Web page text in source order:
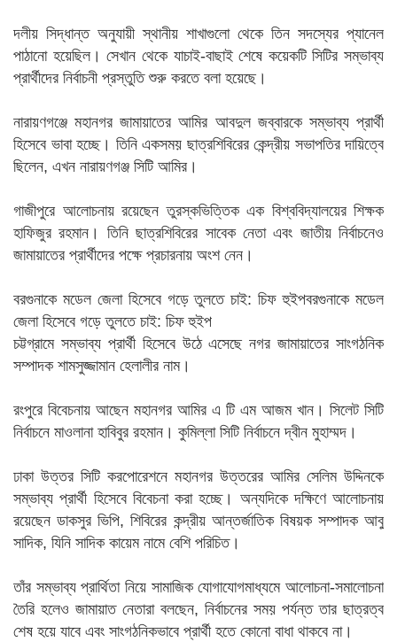
দলীয় সিদ্ধান্ত অনুযায়ী স্থানীয় শাখাগুলো থেকে তিন সদস্যের প্যানেল
পাঠানো হয়েছিল। সেখান থেকে যাচাই-বাছাই শেষে কয়েকটি সিটির সম্ভাব্য
প্রার্থীদের নির্বাচনী প্রস্তুতি শুরু করতে বলা হয়েছে।
নারায়ণগঞ্জে মহানগর জামায়াতের আমির আবদুল জব্বারকে সম্ভাব্য প্রার্থী
হিসেবে ভাবা হচ্ছে। তিনি একসময় ছাত্রশিবিরের কেন্দ্রীয় সভাপতির দায়িত্বে
ছিলেন, এখন নারায়ণগঞ্জ সিটি আমির।
গাজীপুরে আলোচনায় রয়েছেন তুরস্কভিত্তিক এক বিশ্ববিদ্যালয়ের শিক্ষক
হাফিজুর রহমান। তিনি ছাত্রশিবিরের সাবেক নেতা এবং জাতীয় নির্বাচনেও
জামায়াতের প্রার্থীদের পক্ষে প্রচারনায় অংশ নেন।
বরগুনাকে মডেল জেলা হিসেবে গড়ে তুলতে চাই: চিফ হুইপবরগুনাকে মডেল
জেলা হিসেবে গড়ে তুলতে চাই: চিফ হুইপ
চট্টগ্রামে সম্ভাব্য প্রার্থী হিসেবে উঠে এসেছে নগর জামায়াতের সাংগঠনিক
সম্পাদক শামসুজ্জামান হেলালীর নাম।
রংপুরে বিবেচনায় আছেন মহানগর আমির এ টি এম আজম খান। সিলেট সিটি
নির্বাচনে মাওলানা হাবিবুর রহমান। কুমিল্লা সিটি নির্বাচনে দ্বীন মুহাম্মদ।
ঢাকা উত্তর সিটি করপোরেশনে মহানগর উত্তরের আমির সেলিম উদ্দিনকে
সম্ভাব্য প্রার্থী হিসেবে বিবেচনা করা হচ্ছে। অন্যদিকে দক্ষিণে আলোচনায়
রয়েছেন ডাকসুর ভিপি, শিবিরের কন্দ্রীয় আন্তর্জাতিক বিষয়ক সম্পাদক আবু
সাদিক, যিনি সাদিক কায়েম নামে বেশি পরিচিত।
তাঁর সম্ভাব্য প্রার্থিতা নিয়ে সামাজিক যোগাযোগমাধ্যমে আলোচনা-সমালোচনা
তৈরি হলেও জামায়াত নেতারা বলছেন, নির্বাচনের সময় পর্যন্ত তার ছাত্রত্ব
শেষ হয়ে যাবে এবং সাংগঠনিকভাবে প্রার্থী হতে কোনো বাধা থাকবে না।